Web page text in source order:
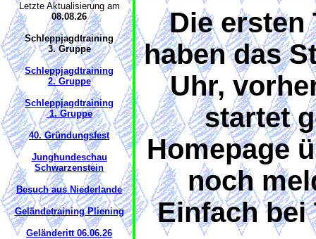
Letzte Aktualisierung am
08.08.26
Schleppjagdtraining
3. Gruppe
Schleppjagdtraining
2. Gruppe
Schleppjagdtraining
1. Gruppe
40. Gründungsfest
Junghundeschau
Schwarzenstein
Besuch aus Niederlande
Geländetraining Pliening
Geländeritt 06.06.26
Die ersten
haben das
Uhr,
startet
Homepage
noch
Einfach bei